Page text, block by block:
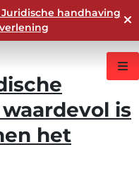
handhaving
is
het